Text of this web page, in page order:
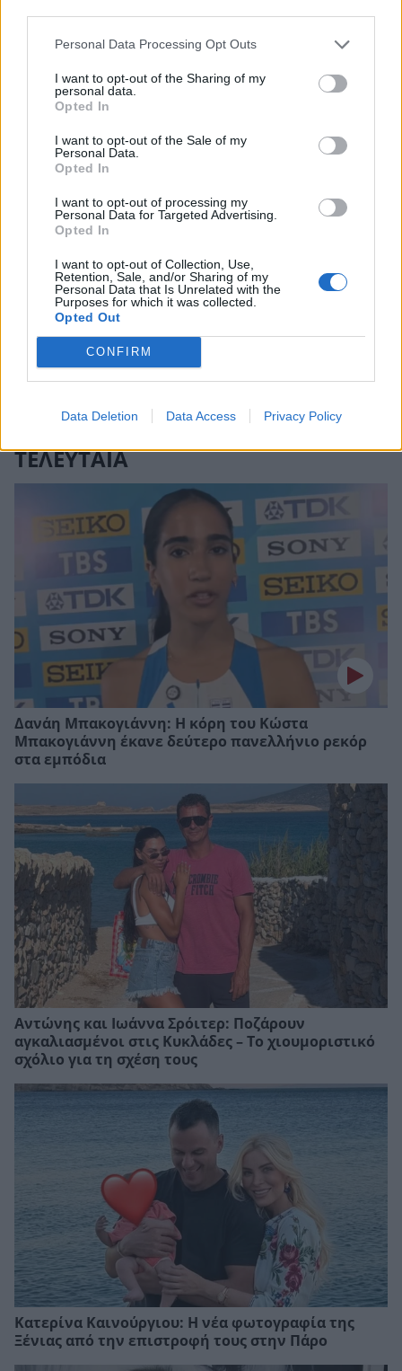
Personal Data Processing Opt Outs
I want to opt-out of the Sharing of my
personal data.
Opted In
I want to opt-out of the Sale of my
Personal Data.
Opted In
I want to opt-out of processing my
Personal Data for Targeted Advertising.
Opted In
I want to opt-out of Collection, Use,
Retention, Sale, and/or Sharing of my
Personal Data that Is Unrelated with the
Purposes for which it was collected.
Opted Out
CONFIRM
Data Deletion Data Access Privacy Policy
Λίλα Μπακλέση: Γέννησε η ηθοποιός – Η
πρώτη της φωτογραφία από το μαιευτήριο
Δούκισσα Νομικού: Στη
στη βόλτα τους στο κέντρο της
Αθήνας
φωτογραφία της Ξένιας από
την επιστροφή τους στην Πάρο
Ποζάρουν αγκαλιασμένοι στις
σχόλιο για τη σχέση τους
ΤΕΛΕΥΤΑΙΑ
Δανάη Μπακογιάννη: Η κόρη του Κώστα
Μπακογιάννη έκανε δεύτερο πανελλήνιο ρεκόρ
στα εμπόδια
Αντώνης και Ιωάννα Σρόιτερ: Ποζάρουν
αγκαλιασμένοι στις Κυκλάδες – Το χιουμοριστικό
σχόλιο για τη σχέση τους
Κατερίνα Καινούργιου: Η νέα φωτογραφία της
Ξένιας από την επιστροφή τους στην Πάρο